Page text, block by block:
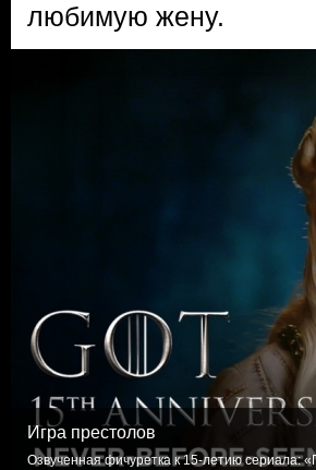
любимую жену.
Игра престолов
Озвученная фичуретка к 15-летию сериала: